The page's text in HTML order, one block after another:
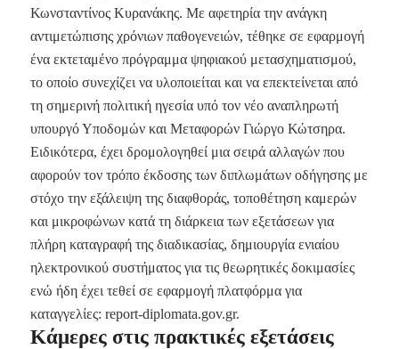
Κωνσταντίνος Κυρανάκης. Με αφετηρία την ανάγκη
αντιμετώπισης χρόνιων παθογενειών, τέθηκε σε εφαρμογή
ένα εκτεταμένο πρόγραμμα ψηφιακού μετασχηματισμού,
το οποίο συνεχίζει να υλοποιείται και να επεκτείνεται από
τη σημερινή πολιτική ηγεσία υπό τον νέο αναπληρωτή
υπουργό Υποδομών και Μεταφορών Γιώργο Κώτσηρα.
Ειδικότερα, έχει δρομολογηθεί μια σειρά αλλαγών που
αφορούν τον τρόπο έκδοσης των διπλωμάτων οδήγησης με
στόχο την εξάλειψη της διαφθοράς, τοποθέτηση καμερών
και μικροφώνων κατά τη διάρκεια των εξετάσεων για
πλήρη καταγραφή της διαδικασίας, δημιουργία ενιαίου
ηλεκτρονικού συστήματος για τις θεωρητικές δοκιμασίες
ενώ ήδη έχει τεθεί σε εφαρμογή πλατφόρμα για
καταγγελίες: report-diplomata.gov.gr.
Κάμερες στις πρακτικές εξετάσεις